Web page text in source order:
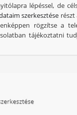
lépéssel, de
szerkesztése részt
rögzítse a
tájékoztatni